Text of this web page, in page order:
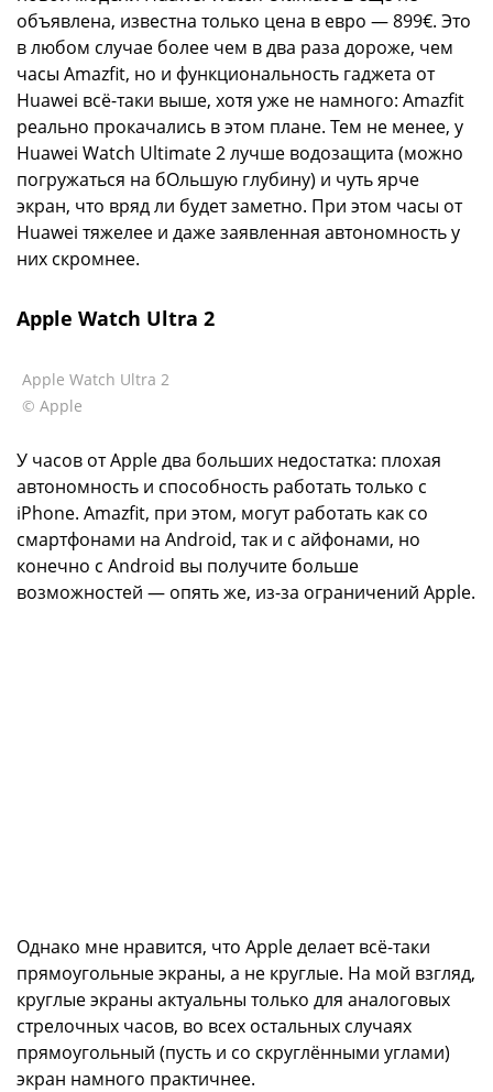
объявлена, известна только цена в евро — 899€. Это
в любом случае более чем в два раза дороже, чем
часы Amazfit, но и функциональность гаджета от
Huawei всё-таки выше, хотя уже не намного: Amazfit
реально прокачались в этом плане. Тем не менее, у
Huawei Watch Ultimate 2 лучше водозащита (можно
погружаться на бОльшую глубину) и чуть ярче
экран, что вряд ли будет заметно. При этом часы от
Huawei тяжелее и даже заявленная автономность у
них скромнее.
Apple Watch Ultra 2
Apple Watch Ultra 2
© Apple
У часов от Apple два больших недостатка: плохая
автономность и способность работать только с
iPhone. Amazfit, при этом, могут работать как со
смартфонами на Android, так и с айфонами, но
конечно с Android вы получите больше
возможностей — опять же, из-за ограничений Apple.
Однако мне нравится, что Apple делает всё-таки
прямоугольные экраны, а не круглые. На мой взгляд,
круглые экраны актуальны только для аналоговых
стрелочных часов, во всех остальных случаях
прямоугольный (пусть и со скруглёнными углами)
экран намного практичнее.